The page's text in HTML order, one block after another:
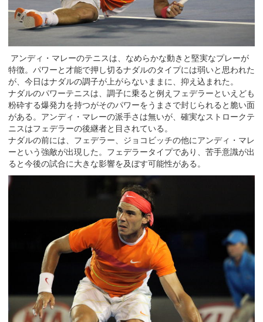
アンディ・マレーのテニスは、なめらかな動きと堅実なプレーが
特徴。パワーと才能で押し切るナダルのタイプには弱いと思われた
が、今日はナダルの調子が上がらないままに、抑え込まれた。
ナダルのパワーテニスは、調子に乗ると例えフェデラーといえども
粉砕する爆発力を持つがそのパワーをうまさで封じられると脆い面
がある。アンディ・マレーの派手さは無いが、確実なストロークテ
ニスはフェデラーの後継者と目されている。
ナダルの前には、フェデラー、ジョコビッチの他にアンディ・マレ
ーという強敵が出現した。フェデラータイプであり、苦手意識が出
ると今後の試合に大きな影響を及ぼす可能性がある。